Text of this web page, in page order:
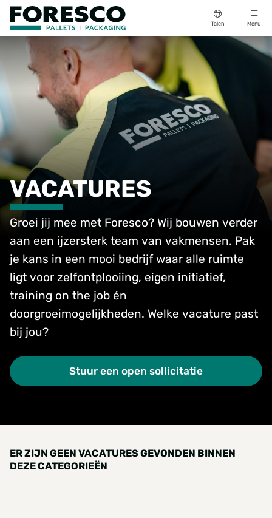
Talen Menu
VACATURES
Groei jij mee met Foresco? Wij bouwen verder
aan een ijzersterk team van vakmensen. Pak
je kans in een mooi bedrijf waar alle ruimte
ligt voor zelfontplooiing, eigen initiatief,
training on the job én
doorgroeimogelijkheden. Welke vacature past
bij jou?
Stuur een open sollicitatie
ER ZIJN GEEN VACATURES GEVONDEN BINNEN
DEZE CATEGORIEËN